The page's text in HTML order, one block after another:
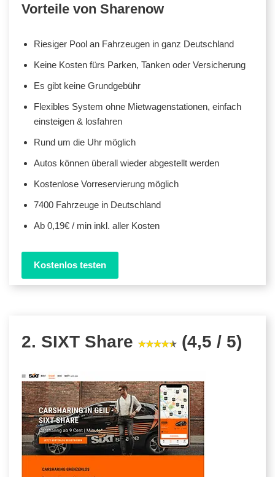
Vorteile von Sharenow
Riesiger Pool an Fahrzeugen in ganz Deutschland
Keine Kosten fürs Parken, Tanken oder Versicherung
Es gibt keine Grundgebühr
Flexibles System ohne Mietwagenstationen, einfach
einsteigen & losfahren
Rund um die Uhr möglich
Autos können überall wieder abgestellt werden
Kostenlose Vorreservierung möglich
7400 Fahrzeuge in Deutschland
Ab 0,19€ / min inkl. aller Kosten
Kostenlos testen
2. SIXT Share (4,5 / 5)